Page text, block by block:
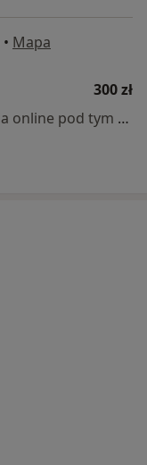
• Mapa
300 zł
Specjalista nie oferuje umawiania online pod tym adresem.